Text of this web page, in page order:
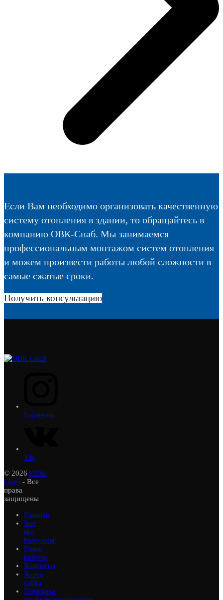
Если Вам необходимо организовать качественную
систему отопления в здании, то обращайтесь в
компанию ОВК-Снаб. Мы занимаемся
профессиональным монтажом систем отопления
и можем произвести работы любой сложности в
самые сжатые сроки.
Получить консультацию
Instagram
VK
© 2026 ОВК-
Снаб - Все
права
защищены
Главная
Как
мы
работаем
Наши
работы
Контакты
Карта
сайта
Политика